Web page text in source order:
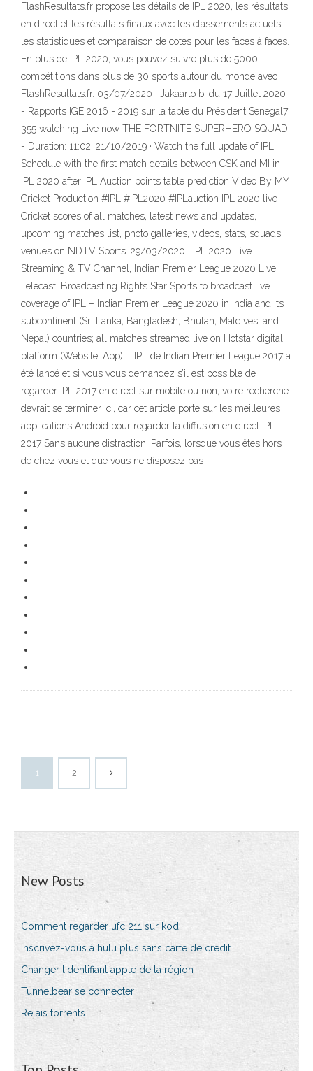
FlashResultats.fr propose les détails de IPL 2020, les résultats
en direct et les résultats finaux avec les classements actuels,
les statistiques et comparaison de cotes pour les faces à faces.
En plus de IPL 2020, vous pouvez suivre plus de 5000
compétitions dans plus de 30 sports autour du monde avec
FlashResultats.fr. 03/07/2020 · Jakaarlo bi du 17 Juillet 2020
- Rapports IGE 2016 - 2019 sur la table du Président Senegal7
355 watching Live now THE FORTNITE SUPERHERO SQUAD
- Duration: 11:02. 21/10/2019 · Watch the full update of IPL
Schedule with the first match details between CSK and MI in
IPL 2020 after IPL Auction points table prediction Video By MY
Cricket Production #IPL #IPL2020 #IPLauction IPL 2020 live
Cricket scores of all matches, latest news and updates,
upcoming matches list, photo galleries, videos, stats, squads,
venues on NDTV Sports. 29/03/2020 · IPL 2020 Live
Streaming & TV Channel, Indian Premier League 2020 Live
Telecast, Broadcasting Rights Star Sports to broadcast live
coverage of IPL – Indian Premier League 2020 in India and its
subcontinent (Sri Lanka, Bangladesh, Bhutan, Maldives, and
Nepal) countries; all matches streamed live on Hotstar digital
platform (Website, App). L’IPL de Indian Premier League 2017 a
été lancé et si vous vous demandez s’il est possible de
regarder IPL 2017 en direct sur mobile ou non, votre recherche
devrait se terminer ici, car cet article porte sur les meilleures
applications Android pour regarder la diffusion en direct IPL
2017 Sans aucune distraction. Parfois, lorsque vous êtes hors
de chez vous et que vous ne disposez pas
1 2
New Posts
Comment regarder ufc 211 sur kodi
Inscrivez-vous à hulu plus sans carte de crédit
Changer lidentifiant apple de la région
Tunnelbear se connecter
Relais torrents